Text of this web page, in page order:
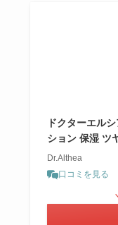
ドクターエル
ション 保湿 ツ
Dr.Althea
口コミを見る